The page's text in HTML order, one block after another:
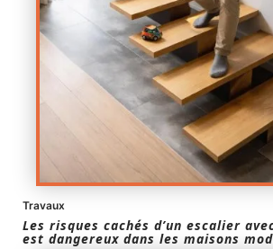
Travaux
Les risques cachés d’un escalier
est dangereux dans les maisons